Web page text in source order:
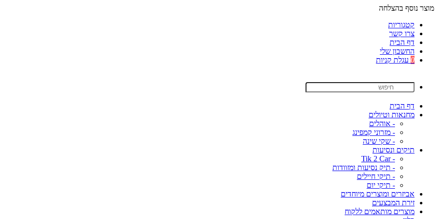
מוצר נוסף בהצלחה
קטגוריות
צרו קשר
דף הבית
החשבון שלי
0 עגלת קניות
דף הבית
מחנאות וטיולים
- אוהלים
- מזרוני קמפינג
- שקי שינה
תיקים ונסיעות
- Tik 2 Car
- תיק נסיעות ומזוודות
- תיקי חיילים
- תיקי יום
אביזרים ומוצרים מיוחדים
זירת המבצעים
מוצרים מותאמים ללקוח